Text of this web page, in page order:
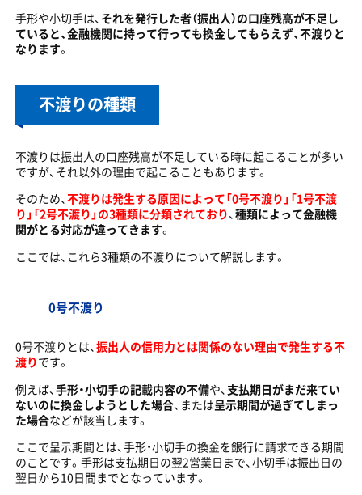
手形や小切手は、 それを発行した者（振出人）の口座残高が不足し
ていると、金融機関に持って行っても換金してもらえず、不渡りと
なります。
不渡りの種類
不渡りは振出人の口座残高が不足している時に起こることが多い
ですが、それ以外の理由で起こることもあります。
そのため、不渡りは発生する原因によって「0号不渡り」「1号不渡
り」「2号不渡り」の3種類に分類されており、種類によって金融機
関がとる対応が違ってきます。
ここでは、これら3種類の不渡りについて解説します。
0号不渡り
0号不渡りとは、振出人の信用力とは関係のない理由で発生する不
渡りです。
例えば、 手形・小切手の記載内容の不備や、 支払期日がまだ来てい
ないのに換金しようとした場合、または呈示期間が過ぎてしまっ
た場合などが該当します。
ここで呈示期間とは、手形・小切手の換金を銀行に請求できる期間
のことです。手形は支払期日の翌2営業日まで、小切手は振出日の
翌日から10日間までとなっています。